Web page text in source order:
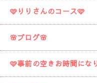
トップページ